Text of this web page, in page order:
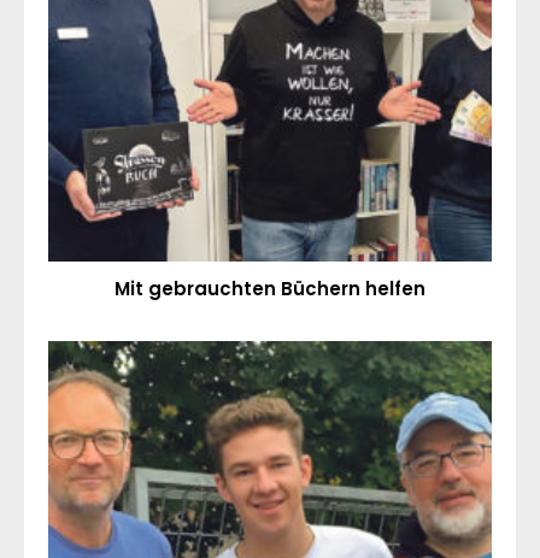
Mit gebrauchten Büchern helfen